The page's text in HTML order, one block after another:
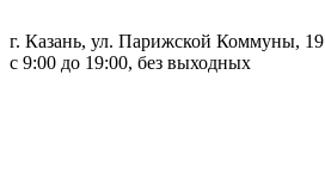
г. Казань, ул. Парижской Коммуны, 19
с 9:00 до 19:00, без выходных